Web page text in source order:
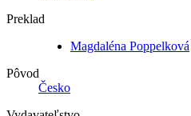
Preklad
Magdaléna Poppelková
Pôvod
Česko